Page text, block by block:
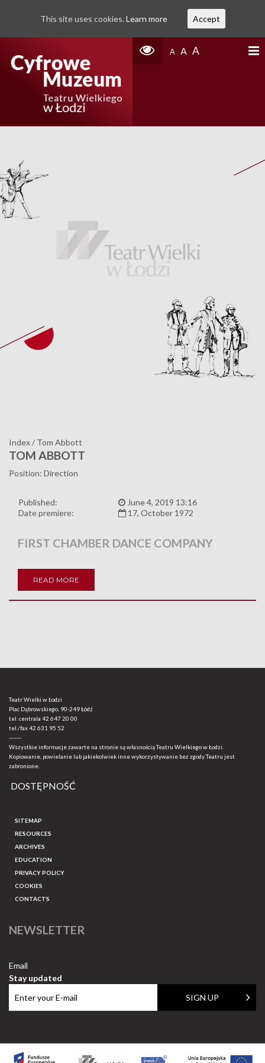
A A A
Index/ Tom Abbott
TOM ABBOTT
Position: Direction
Published:
June 4, 2019 13:16
Date premiere:
17, October 1972
FIRST CHAMBER DANCE COMPANY
READ MORE
Teatr Wielki w Łodzi
Plac Dąbrowskiego, 90-249 Łódź
tel. centrala 42 647 20 00
tel./fax42 631 95 52
-------
Wszystkie informacje zawarte na stronie są własnością Teatru Wielkiego w Łodzi.
Kopiowanie, powielanie lub jakiekolwiek inne wykorzystywanie bez zgody Teatru jest
zabronione.
DOSTĘPNOŚĆ
SITEMAP
RESOURCES
ARCHIVES
EDUCATION
PRIVACY POLICY
COOKIES
CONTACTS
NEWSLETTER
Email
Stay updated
This site uses cookies. Learn more Accept